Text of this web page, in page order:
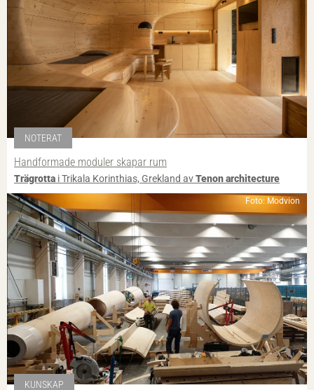
NOTERAT
Handformade moduler skapar rum
Trägrotta i Trikala Korinthias, Grekland avTenon architecture
Foto: Modvion
KUNSKAP